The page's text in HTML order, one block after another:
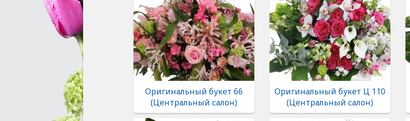
Оригинальный букет 66
(Центральный салон)
Оригинальный букет Ц 110
(Центральный салон)